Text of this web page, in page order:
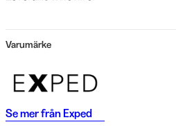
Varumärke
Se mer från Exped